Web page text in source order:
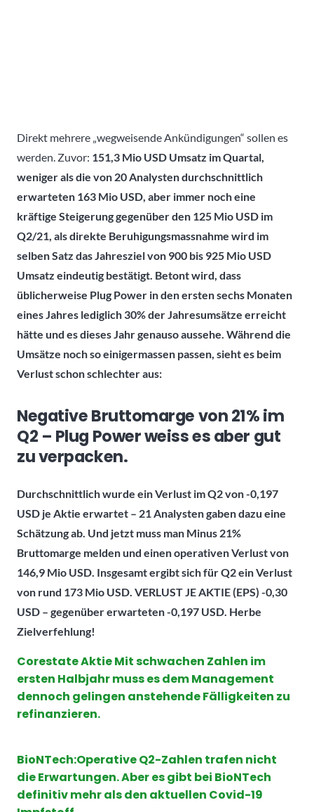
Direkt mehrere „wegweisende Ankündigungen“ sollen es
werden. Zuvor: 151,3 Mio USD Umsatz im Quartal,
weniger als die von 20 Analysten durchschnittlich
erwarteten 163 Mio USD, aber immer noch eine
kräftige Steigerung gegenüber den 125 Mio USD im
Q2/21, als direkte Beruhigungsmassnahme wird im
selben Satz das Jahresziel von 900 bis 925 Mio USD
Umsatz eindeutig bestätigt. Betont wird, dass
üblicherweise Plug Power in den ersten sechs Monaten
eines Jahres lediglich 30% der Jahresumsätze erreicht
hätte und es dieses Jahr genauso aussehe. Während die
Umsätze noch so einigermassen passen, sieht es beim
Verlust schon schlechter aus:
Negative Bruttomarge von 21% im
Q2 – Plug Power weiss es aber gut
zu verpacken.
Durchschnittlich wurde ein Verlust im Q2 von -0,197
USD je Aktie erwartet – 21 Analysten gaben dazu eine
Schätzung ab. Und jetzt muss man Minus 21%
Bruttomarge melden und einen operativen Verlust von
146,9 Mio USD. Insgesamt ergibt sich für Q2 ein Verlust
von rund 173 Mio USD. VERLUST JE AKTIE (EPS) -0,30
USD – gegenüber erwarteten -0,197 USD. Herbe
Zielverfehlung!
Corestate Aktie Mit schwachen Zahlen im
ersten Halbjahr muss es dem Management
dennoch gelingen anstehende Fälligkeiten zu
refinanzieren.
BioNTech:Operative Q2-Zahlen trafen nicht
die Erwartungen. Aber es gibt bei BioNTech
definitiv mehr als den aktuellen Covid-19